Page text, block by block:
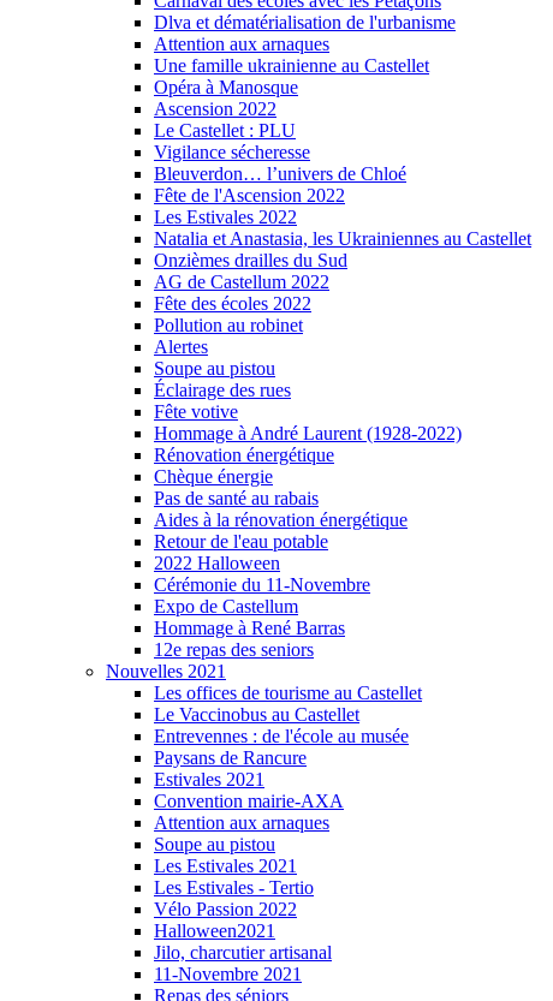
Dlva et dématérialisation de l'urbanisme
Attention aux arnaques
Une famille ukrainienne au Castellet
Opéra à Manosque
Ascension 2022
Le Castellet : PLU
Vigilance sécheresse
Bleuverdon… l’univers de Chloé
Fête de l'Ascension 2022
Les Estivales 2022
Natalia et Anastasia, les Ukrainiennes au Castellet
Onzièmes drailles du Sud
AG de Castellum 2022
Fête des écoles 2022
Pollution au robinet
Alertes
Soupe au pistou
Éclairage des rues
Fête votive
Hommage à André Laurent (1928-2022)
Rénovation énergétique
Chèque énergie
Pas de santé au rabais
Aides à la rénovation énergétique
Retour de l'eau potable
2022 Halloween
Cérémonie du 11-Novembre
Expo de Castellum
Hommage à René Barras
12e repas des seniors
Nouvelles 2021
Les offices de tourisme au Castellet
Le Vaccinobus au Castellet
Entrevennes : de l'école au musée
Paysans de Rancure
Estivales 2021
Convention mairie-AXA
Attention aux arnaques
Soupe au pistou
Les Estivales 2021
Les Estivales - Tertio
Vélo Passion 2022
Halloween2021
Jilo, charcutier artisanal
11-Novembre 2021
Repas des séniors